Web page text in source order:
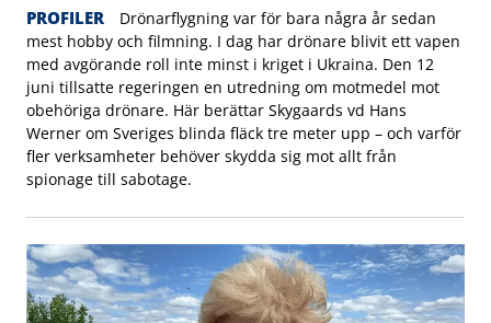
PROFILER
Drönarflygning var för bara några år sedan
mest hobby och filmning. I dag har drönare blivit ett vapen
med avgörande roll inte minst i kriget i Ukraina. Den 12
juni tillsatte regeringen en utredning om motmedel mot
obehöriga drönare. Här berättar Skygaards vd Hans
Werner om Sveriges blinda fläck tre meter upp – och varför
fler verksamheter behöver skydda sig mot allt från
spionage till sabotage.